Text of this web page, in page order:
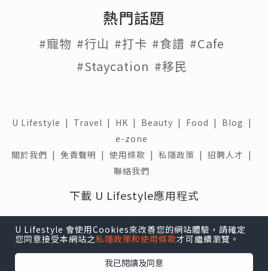
熱門話題
#寵物 #行山 #打卡 #食譜 #Cafe
#Staycation #移民
U Lifestyle | Travel | HK | Beauty | Food | Blog |
e-zone
關於我們 | 免責聲明 | 使用條款 | 私隱政策 | 招聘人才 |
聯絡我們
下載 U Lifestyle應用程式
U Lifestyle 會使用Cookies來改善您的網站體驗，請確定
您同意接受本網站之私隱政策和使用條款才可繼續瀏覽。
我已閱讀及同意